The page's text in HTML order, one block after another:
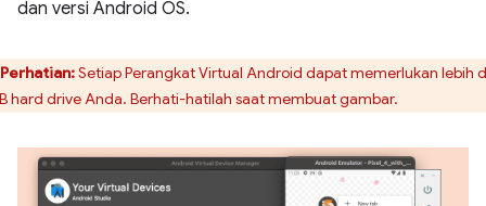
dan versi Android OS.
Perhatian:Setiap Perangkat Virtual Android dapat memerlukan lebih
hard drive Anda. Berhati-hatilah saat membuat gambar.